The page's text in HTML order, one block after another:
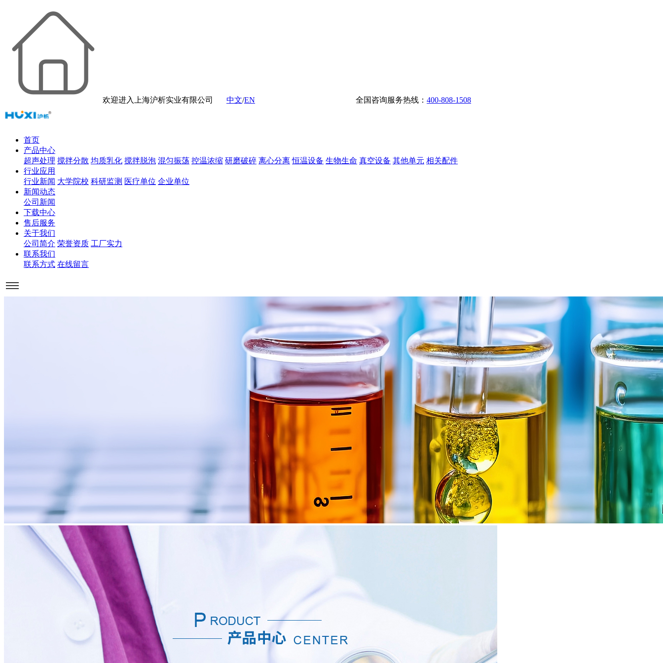
欢迎进入上海沪析实业有限公司 中文/EN 全国咨询服务热线： 400-808-1508
首页
产品中心
超声处理 搅拌分散 均质乳化 搅拌脱泡 混匀振荡 控温浓缩 研磨破碎 离心分离 恒温设备 生物生命 真空设备 其他单元 相关配件
行业应用
行业新闻 大学院校 科研监测 医疗单位 企业单位
新闻动态
公司新闻
下载中心
售后服务
关于我们
公司简介 荣誉资质 工厂实力
联系我们
联系方式 在线留言